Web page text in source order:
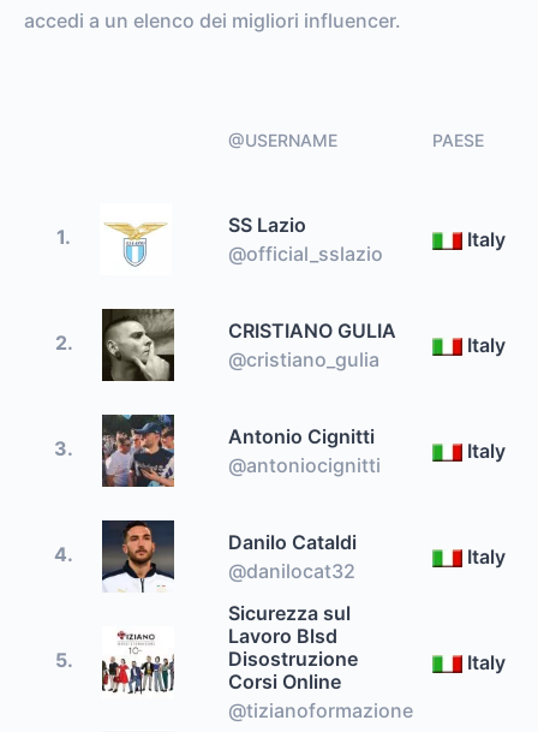
accedi a un elenco dei migliori influencer.
@USERNAME PAESE
1.
SS Lazio
@official_sslazio
Italy
2.
CRISTIANO GULIA
@cristiano_gulia
Italy
3.
Antonio Cignitti
@antoniocignitti
Italy
4.
Danilo Cataldi
@danilocat32
Italy
5.
Sicurezza sul
Lavoro Blsd
Disostruzione
Corsi Online
@tizianoformazione
Italy